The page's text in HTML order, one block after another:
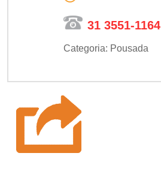
31 3551-1164
Categoria: Pousada